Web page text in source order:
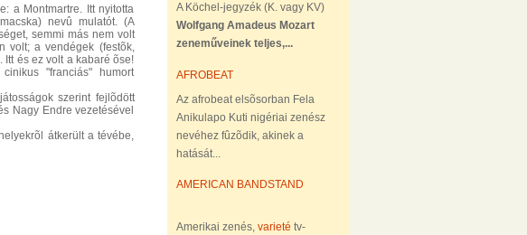
a Montmartre. Itt nyitotta
nevû mulatót. (A
semmi más nem volt
volt; a vendégek (festõk,
Itt és ez volt a kabaré õse!
"franciás" humort
szerint fejlõdött
Nagy Endre vezetésével
átkerült a tévébe,
A Köchel-jegyzék (K. vagy KV)
Wolfgang Amadeus Mozart
zeneműveinek teljes,...
AFROBEAT
Az afrobeat elsõsorban Fela
Anikulapo Kuti nigériai zenész
nevéhez fûzõdik, akinek a
hatását...
AMERICAN BANDSTAND
Amerikai zenés, varieté tv-